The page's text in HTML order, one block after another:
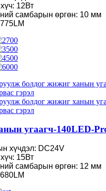
12Вт
самбарын өргөн: 10 мм
угаагч-140LED-
хүчдэл: DC24V
15Вт
самбарын өргөн: 12 мм